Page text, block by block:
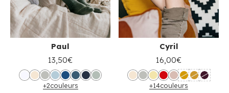
Paul
13,50€
+2couleurs
Cyril
16,00€
+14couleurs